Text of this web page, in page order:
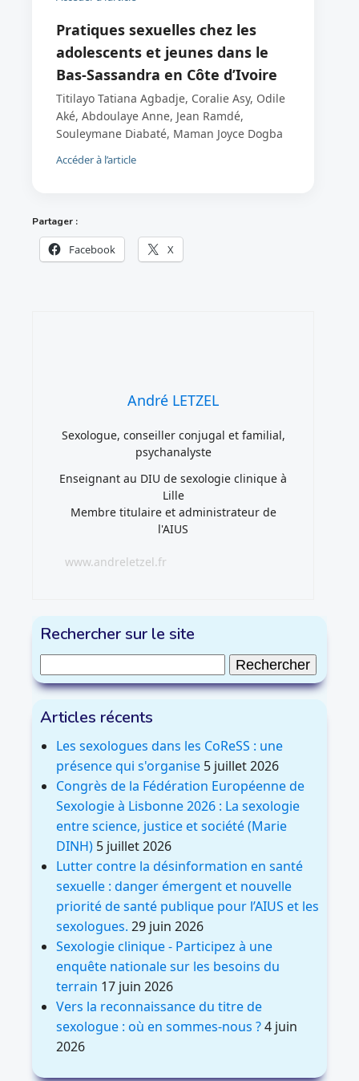
Pratiques sexuelles chez les
adolescents et jeunes dans le
Bas-Sassandra en Côte d’Ivoire
Titilayo Tatiana Agbadje, Coralie Asy, Odile
Aké, Abdoulaye Anne, Jean Ramdé,
Souleymane Diabaté, Maman Joyce Dogba
Accéder à l’article
Partager :
Facebook X
André LETZEL
Sexologue, conseiller conjugal et familial,
psychanalyste
Enseignant au DIU de sexologie clinique à
Lille
Membre titulaire et administrateur de
l'AIUS
www.andreletzel.fr
Rechercher sur le site
Articles récents
Les sexologues dans les CoReSS : une
présence qui s'organise 5 juillet 2026
Congrès de la Fédération Européenne de
Sexologie à Lisbonne 2026 : La sexologie
entre science, justice et société (Marie
DINH) 5 juillet 2026
Lutter contre la désinformation en santé
sexuelle : danger émergent et nouvelle
priorité de santé publique pour l’AIUS et les
sexologues. 29 juin 2026
Sexologie clinique - Participez à une
enquête nationale sur les besoins du
terrain 17 juin 2026
Vers la reconnaissance du titre de
sexologue : où en sommes-nous ?4 juin
2026